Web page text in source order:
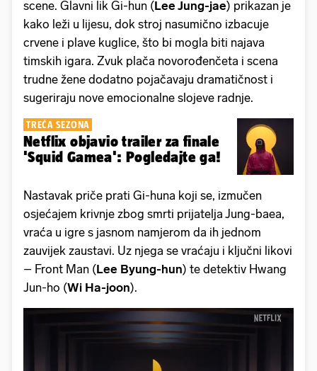
scene. Glavni lik Gi-hun (Lee Jung-jae) prikazan je
kako leži u lijesu, dok stroj nasumično izbacuje
crvene i plave kuglice, što bi mogla biti najava
timskih igara. Zvuk plača novorođenčeta i scena
trudne žene dodatno pojačavaju dramatičnost i
sugeriraju nove emocionalne slojeve radnje.
TREĆA SEZONA
Netflix objavio trailer za finale
'Squid Gamea': Pogledajte ga!
Nastavak priče prati Gi-huna koji se, izmučen
osjećajem krivnje zbog smrti prijatelja Jung-baea,
vraća u igre s jasnom namjerom da ih jednom
zauvijek zaustavi. Uz njega se vraćaju i ključni likovi
– Front Man (Lee Byung-hun) te detektiv Hwang
Jun-ho (Wi Ha-joon).